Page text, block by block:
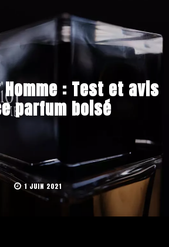
Homme : Test et avis
parfum boisé
1 JUIN 2021